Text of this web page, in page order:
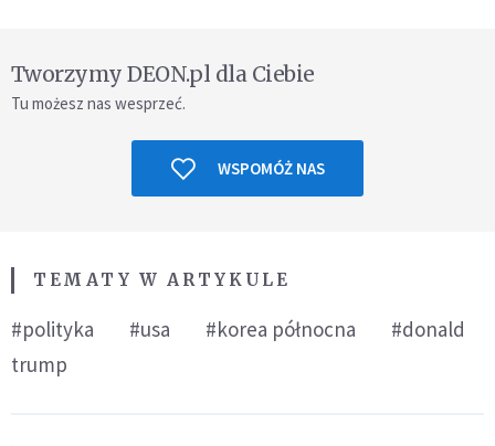
Tworzymy DEON.pl dla Ciebie
Tu możesz nas wesprzeć.
WSPOMÓŻ NAS
TEMATY W ARTYKULE
#polityka #usa #korea północna
#donald
trump